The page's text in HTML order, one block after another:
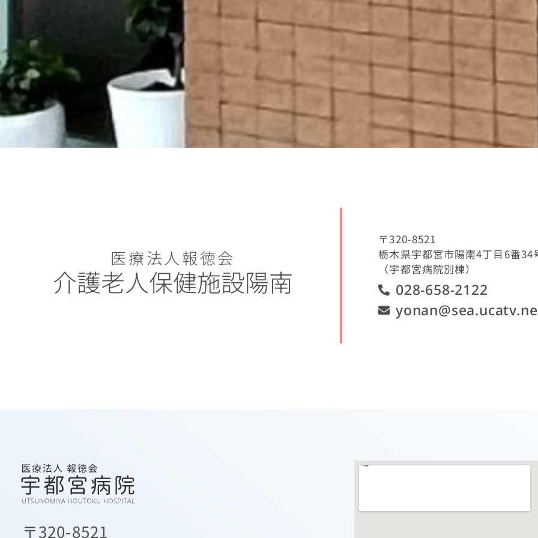
医療法人報徳会
介護老人保健施設陽南
〒320-8521
栃木県宇都宮市陽南4丁目6番34
（宇都宮病院別棟）
028-658-2122
〒320-8521